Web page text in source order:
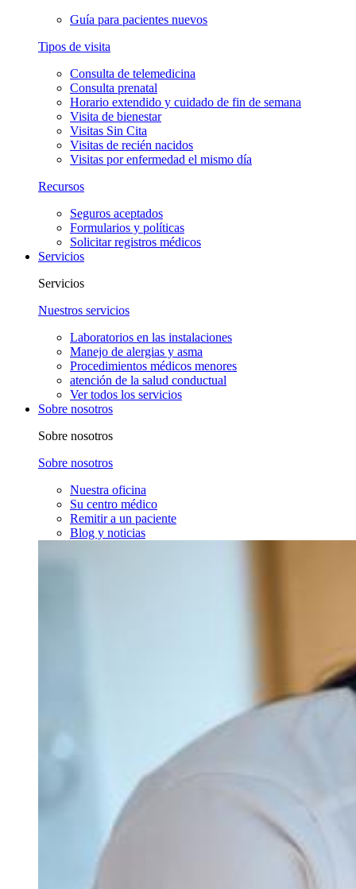
Guía para pacientes nuevos
Tipos de visita
Consulta de telemedicina
Consulta prenatal
Horario extendido y cuidado de fin de semana
Visita de bienestar
Visitas Sin Cita
Visitas de recién nacidos
Visitas por enfermedad el mismo día
Recursos
Seguros aceptados
Formularios y políticas
Solicitar registros médicos
Servicios
Servicios
Nuestros servicios
Laboratorios en las instalaciones
Manejo de alergias y asma
Procedimientos médicos menores
atención de la salud conductual
Ver todos los servicios
Sobre nosotros
Sobre nosotros
Sobre nosotros
Nuestra oficina
Su centro médico
Remitir a un paciente
Blog y noticias